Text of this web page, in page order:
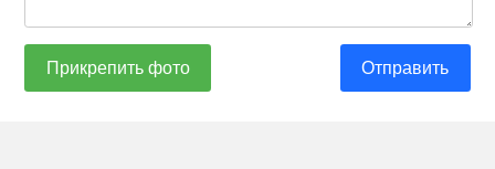
Прикрепить фото Отправить